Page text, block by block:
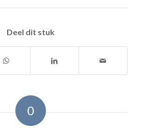
Deel dit stuk
0